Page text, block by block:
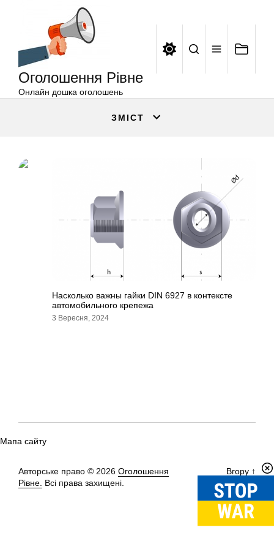
Оголошення Рівне
Онлайн дошка оголошень
ЗМІСТ
Насколько важны гайки DIN 6927 в контексте
автомобильного крепежа
3 Вересня, 2024
Мапа сайту
Авторське право © 2026 Оголошення
Рівне. Всі права захищені.
Вгору ↑